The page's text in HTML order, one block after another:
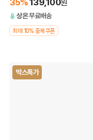
35%139,100원
상온무료배송
최대 10% 중복쿠폰
박스특가